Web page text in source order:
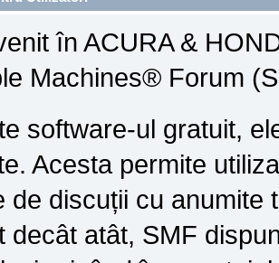
în ACURA &
Machines® Forum
software-ul gratuit,
Acesta permite
de discuții cu anumite
decât atât, SMF